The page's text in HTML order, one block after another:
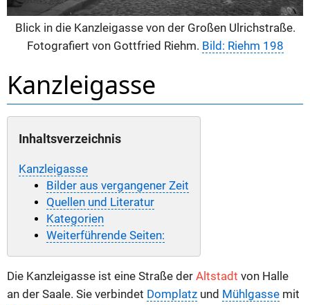
Blick in die Kanzleigasse von der Großen Ulrichstraße.
Fotografiert von Gottfried Riehm. Bild: Riehm 198
Kanzleigasse
Inhaltsverzeichnis
Kanzleigasse
Bilder aus vergangener Zeit
Quellen und Literatur
Kategorien
Weiterführende Seiten:
Die Kanzleigasse ist eine Straße der Altstadt von Halle
an der Saale. Sie verbindet Domplatz und Mühlgasse mit